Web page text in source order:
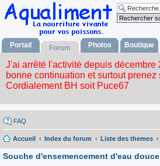
Portail Forum Photos Boutique
FAQ
Accueil Index du forum Liste des themes
Souche d'ensemencement d'eau douce